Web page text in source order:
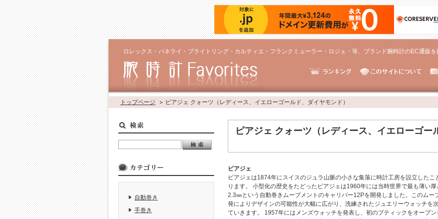
ロレックス・パネライ・ブライトリング・カルティエ・フランクミューラー・ロジェ・等、ブランド腕時計のEC通販
トップページ ピアジェ クォーツ（レディース、イエローゴールド、ダイヤモンド）
ピアジェ クォーツ（レディース、イエローゴー
ピアジェ
ピアジェは1874年にスイスのジュラ山脈の小さな集落に時計工房を設立したこ
ります。 小型化の歴史をたどったピアジェは1960年には当時世界で最も薄い
2.3㎜という自動巻きムーブメントのキャリバー12Pを開発しました。このムー
発によりデザインの可能性が大幅に広がり、洗練されたジュエリーウォッチを
ていきます。 1957年にはメンズウォッチを発表し、初のブティックをオープン
自動巻き
手巻き